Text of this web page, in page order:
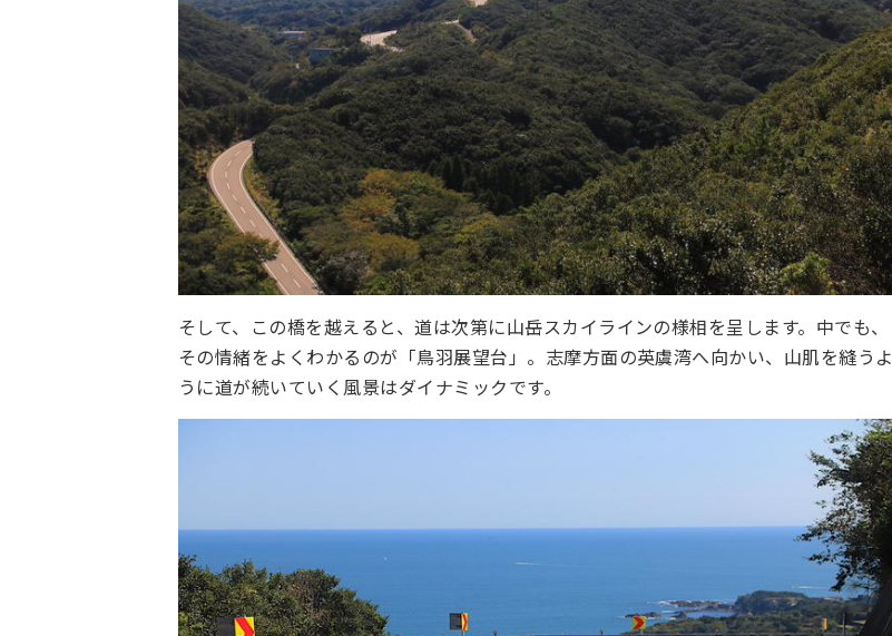
そして、この橋を越えると、道は次第に山岳スカイラインの様相を呈します。中でも、
その情緒をよくわかるのが「鳥羽展望台」。志摩方面の英虞湾へ向かい、山肌を縫うよ
うに道が続いていく風景はダイナミックです。